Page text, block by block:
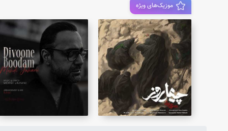
موزیک‌های ویژه